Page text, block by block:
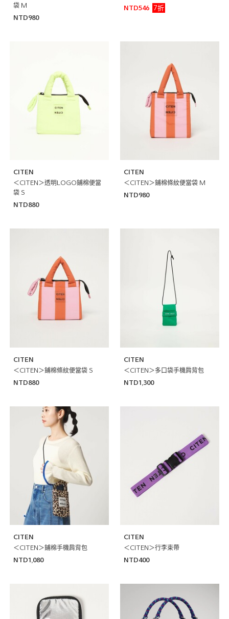
袋 M
NTD980
NTD546
7折
CITEN
＜CITEN＞透明LOGO鋪棉便當
袋 S
NTD880
CITEN
＜CITEN＞鋪棉條紋便當袋 M
NTD980
CITEN
＜CITEN＞鋪棉條紋便當袋 S
NTD880
CITEN
＜CITEN＞多口袋手機肩背包
NTD1,300
CITEN
＜CITEN＞鋪棉手機肩背包
NTD1,080
CITEN
＜CITEN＞行李束帶
NTD400